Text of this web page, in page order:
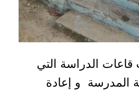
الدراسة التي
المدرسة و إعادة